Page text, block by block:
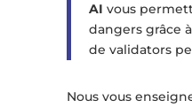
AI vous
dangers grâce
de validators
Nous vous